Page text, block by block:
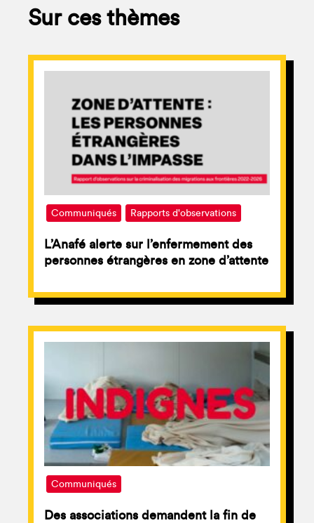
Sur ces thèmes
Communiqués Rapports d'observations
L’Anafé alerte sur l’enfermement des
personnes étrangères en zone d’attente
Communiqués
Des associations demandent la fin de